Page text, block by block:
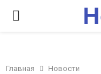
P
Главная
Новости